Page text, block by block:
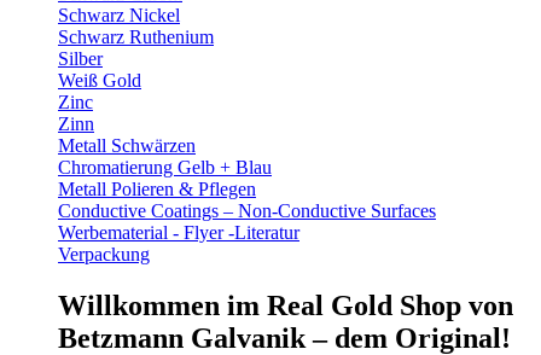
Schwarz Nickel
Schwarz Ruthenium
Silber
Weiß Gold
Zinc
Zinn
Metall Schwärzen
Chromatierung Gelb + Blau
Metall Polieren & Pflegen
Conductive Coatings – Non-Conductive Surfaces
Werbematerial - Flyer -Literatur
Verpackung
Willkommen im Real Gold Shop von
Betzmann Galvanik – dem Original!